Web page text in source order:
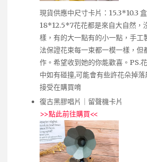
現貨供應中尺寸卡片：15.3*10.3 盒
18*12.5*7花花都是來自大自然，
樣，有的大一點有的小一點，手工
法保證花束每一束都一模一樣，但
作。希望收到她的你能歡喜。PS.
中如有碰撞,可能會有些許花朵掉
接受在購買唷
復古黑膠唱片｜留聲機卡片
>>點此前往購買<<